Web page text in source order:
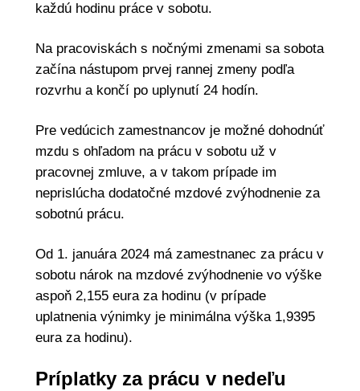
každú hodinu práce v sobotu.
Na pracoviskách s nočnými zmenami sa sobota
začína nástupom prvej rannej zmeny podľa
rozvrhu a končí po uplynutí 24 hodín.
Pre vedúcich zamestnancov je možné dohodnúť
mzdu s ohľadom na prácu v sobotu už v
pracovnej zmluve, a v takom prípade im
neprislúcha dodatočné mzdové zvýhodnenie za
sobotnú prácu.
Od 1. januára 2024 má zamestnanec za prácu v
sobotu nárok na mzdové zvýhodnenie vo výške
aspoň 2,155 eura za hodinu (v prípade
uplatnenia výnimky je minimálna výška 1,9395
eura za hodinu).
Príplatky za prácu v nedeľu